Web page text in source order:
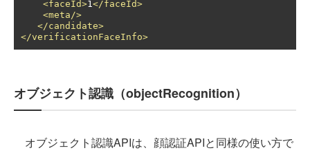
<faceId>1 </faceId>
<meta/>
</candidate>
</verificationFaceInfo>
オブジェクト認識（objectRecognition）
オブジェクト認識APIは、顔認証APIと同様の使い方で